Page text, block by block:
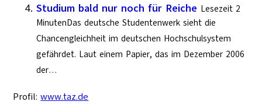
Studium bald nur noch für Reiche Lesezeit 2
MinutenDas deutsche Studentenwerk sieht die
Chancengleichheit im deutschen Hochschulsystem
gefährdet. Laut einem Papier, das im Dezember 2006
der…
Profil:www.taz.de